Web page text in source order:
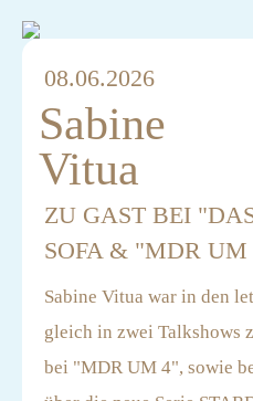
08.06.2026
Sabine
Vitua
ZU GAST BEI
SOFA & "MDR UM
Sabine Vitua war in den
gleich in zwei Talkshows
bei "MDR UM 4", sowie